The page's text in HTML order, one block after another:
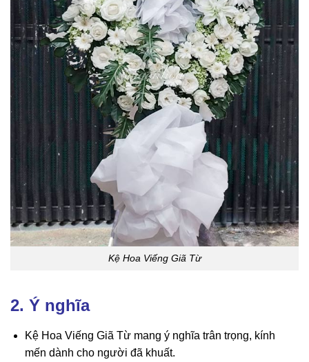
Kệ Hoa Viếng Giã Từ
2. Ý nghĩa
Kệ Hoa Viếng Giã Từ mang ý nghĩa trân trọng, kính
mến dành cho người đã khuất.